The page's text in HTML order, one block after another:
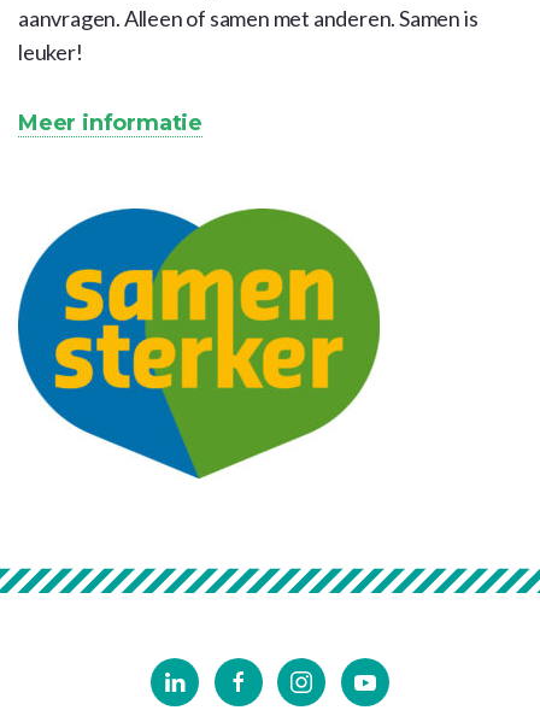
aanvragen. Alleen of samen met anderen. Samen is
leuker!
Meer informatie